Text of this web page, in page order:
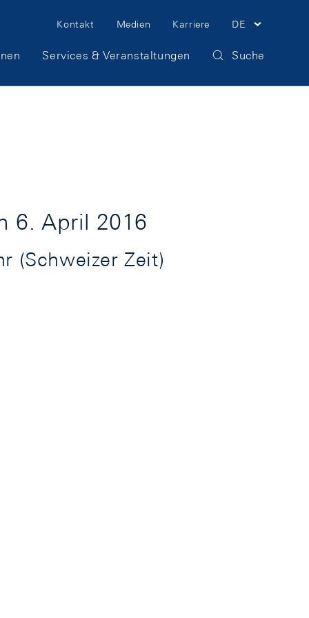
Meta
Navigation
Kontakt Medien Karriere DE
Services & Veranstaltungen Suche
6. April 2016
(Schweizer Zeit)